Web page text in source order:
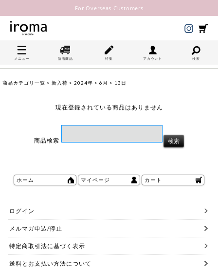
For Overseas Customers
メニュー 新着商品 特集 アカウント 検索
商品カテゴリ一覧 > 新入荷 > 2024年 > 6月 > 13日
現在登録されている商品はありません
商品検索
ホーム マイページ カート
ログイン
メルマガ申込/停止
特定商取引法に基づく表示
送料とお支払い方法について